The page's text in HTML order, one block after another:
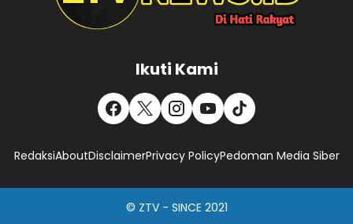
Ikuti Kami
RedaksiAboutDisclaimerPrivacy PolicyPedoman Media Siber
© ZTV - SINCE 2021